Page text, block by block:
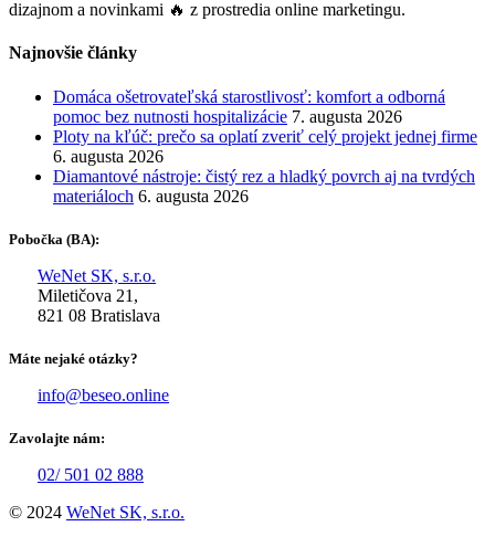
dizajnom a novinkami 🔥 z prostredia online marketingu.
Najnovšie články
Domáca ošetrovateľská starostlivosť: komfort a odborná
pomoc bez nutnosti hospitalizácie 7. augusta 2026
Ploty na kľúč: prečo sa oplatí zveriť celý projekt jednej firme
6. augusta 2026
Diamantové nástroje: čistý rez a hladký povrch aj na tvrdých
materiáloch 6. augusta 2026
Pobočka (BA):
WeNet SK, s.r.o.
Miletičova 21,
821 08 Bratislava
Máte nejaké otázky?
info@beseo.online
Zavolajte nám:
02/ 501 02 888
© 2024 WeNet SK, s.r.o.